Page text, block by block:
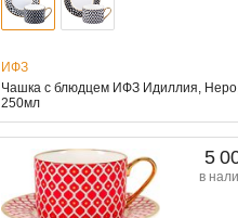
ИФЗ
Чашка с блюдцем ИФЗ Идиллия, Неро,
250мл
5
в